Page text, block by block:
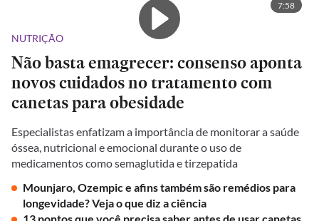
7:58
NUTRIÇÃO
Não basta emagrecer: consenso aponta
novos cuidados no tratamento com
canetas para obesidade
Especialistas enfatizam a importância de monitorar a saúde
óssea, nutricional e emocional durante o uso de
medicamentos como semaglutida e tirzepatida
Mounjaro, Ozempic e afins também são remédios para
longevidade? Veja o que diz a ciência